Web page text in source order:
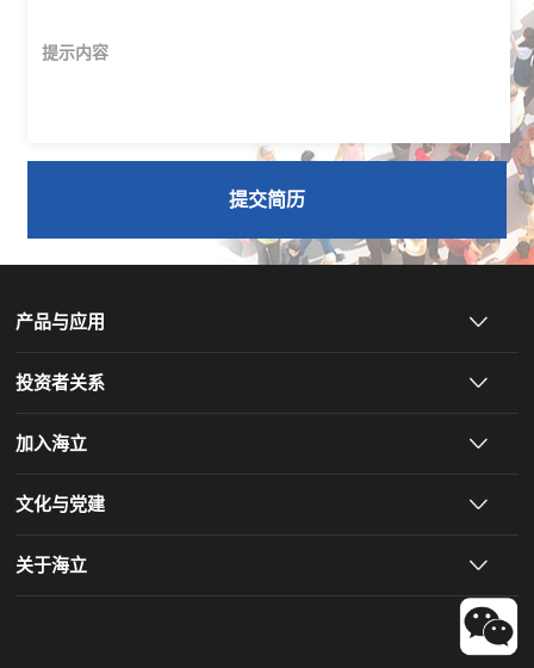
提交简历
产品与应用
投资者关系
加入海立
文化与党建
关于海立